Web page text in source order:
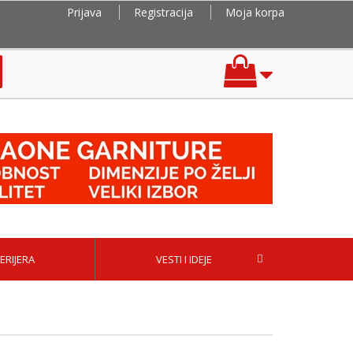
Prijava Registracija Moja korpa
VESTI I IDEJE